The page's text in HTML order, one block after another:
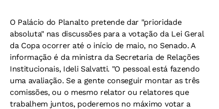
O Palácio do Planalto pretende dar "prioridade
absoluta" nas discussões para a votação da Lei Geral
da Copa ocorrer até o início de maio, no Senado. A
informação é da ministra da Secretaria de Relações
Institucionais, Ideli Salvatti. "O pessoal está fazendo
uma avaliação. Se a gente conseguir montar as três
comissões, ou o mesmo relator ou relatores que
trabalhem juntos, poderemos no máximo votar a